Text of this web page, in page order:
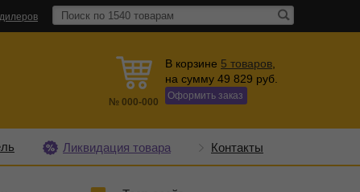
№ 000-000
В корзине 5 товаров
на сумму 49 829 руб.
Оформить заказ
Ликвидация товара Контакты